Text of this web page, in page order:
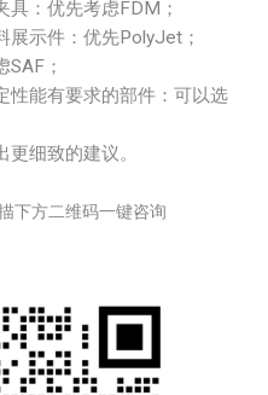
具：优先考虑FDM；
展示件：优先PolyJet；
；
性能有要求的部件：可以选
细致的建议。
下方二维码一键咨询